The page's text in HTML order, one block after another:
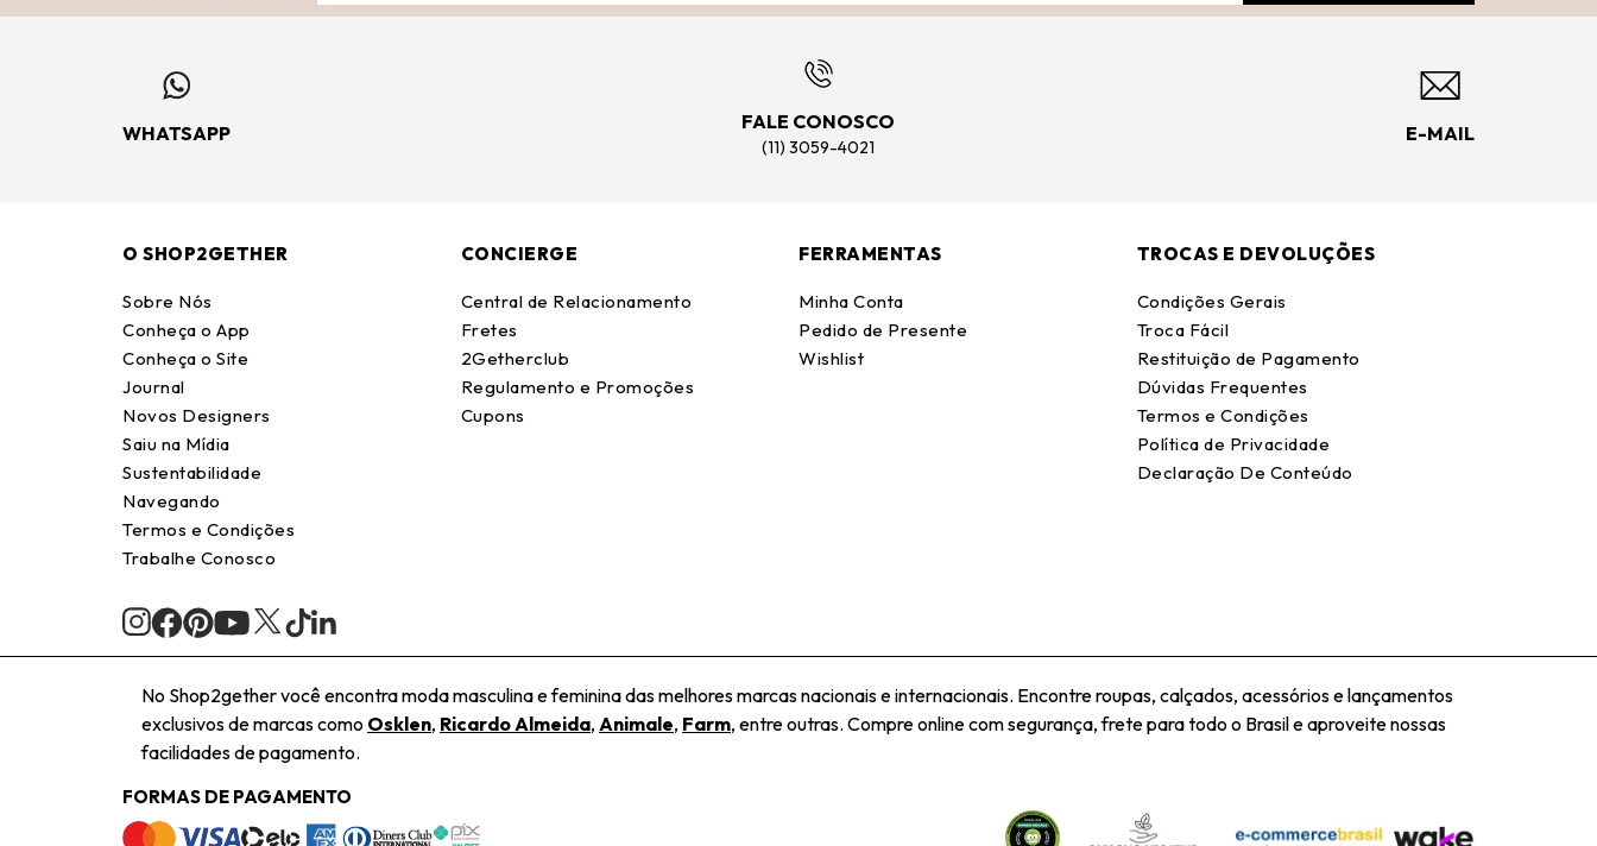
WHATSAPP
FALE CONOSCO
(11) 3059-4021
E-MAIL
O SHOP2GETHER
Sobre Nós
Conheça o App
Conheça o Site
Journal
Novos Designers
Saiu na Mídia
Sustentabilidade
Navegando
Termos e Condições
Trabalhe Conosco
CONCIERGE
Central de Relacionamento
Fretes
2Getherclub
Regulamento e Promoções
Cupons
FERRAMENTAS
Minha Conta
Pedido de Presente
Wishlist
TROCAS E DEVOLUÇÕES
Condições Gerais
Troca Fácil
Restituição de Pagamento
Dúvidas Frequentes
Termos e Condições
Política de Privacidade
Declaração De Conteúdo
No Shop2gether você encontra moda masculina e feminina das melhores marcas nacionais e internacionais. Encontre roupas, calçados, acessórios e lançamentos
exclusivos de marcas como Osklen, Ricardo Almeida, Animale, Farm, entre outras. Compre online com segurança, frete para todo o Brasil e aproveite nossas
facilidades de pagamento.
FORMAS DE PAGAMENTO